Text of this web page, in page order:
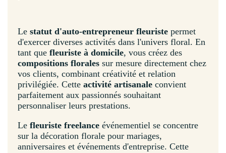
Le statut d'auto-entrepreneur fleuriste permet
d'exercer diverses activités dans l'univers floral. En
tant que fleuriste à domicile, vous créez des
compositions florales sur mesure directement chez
vos clients, combinant créativité et relation
privilégiée. Cette activité artisanale convient
parfaitement aux passionnés souhaitant
personnaliser leurs prestations.
Le fleuriste freelance événementiel se concentre
sur la décoration florale pour mariages,
anniversaires et événements d'entreprise. Cette